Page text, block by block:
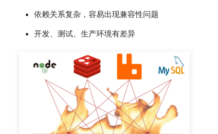
依赖关系复杂，容易出现兼容性问题
开发、测试、生产环境有差异